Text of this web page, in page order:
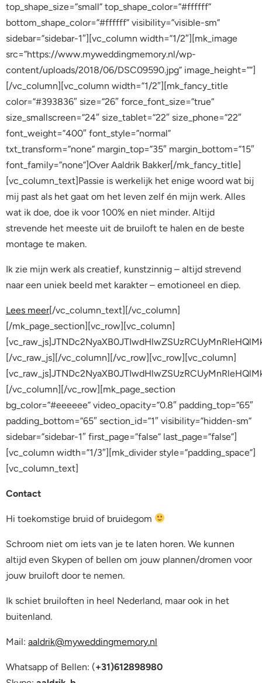
top_shape_size=”small” top_shape_color=”#ffffff”
bottom_shape_color=”#ffffff” visibility=”visible-sm”
sidebar=”sidebar-1″][vc_column width=”1/2″][mk_image
src=”https://www.myweddingmemory.nl/wp-
content/uploads/2018/06/DSC09590.jpg” image_height=””]
[/vc_column][vc_column width=”1/2″][mk_fancy_title
color=”#393836″ size=”26″ force_font_size=”true”
size_smallscreen=”24″ size_tablet=”22″ size_phone=”22″
font_weight=”400″ font_style=”normal”
txt_transform=”none” margin_top=”35″ margin_bottom=”15″
font_family=”none”]Over Aaldrik Bakker[/mk_fancy_title]
[vc_column_text]Passie is werkelijk het enige woord wat bij
mij past als het gaat om het leven zelf én mijn werk. Alles
wat ik doe, doe ik voor 100% en niet minder. Altijd
strevende het meeste uit de bruiloft te halen en de beste
montage te maken.
Ik zie mijn werk als creatief, kunstzinnig – altijd strevend
naar een uniek beeld met karakter – emotioneel en diep.
Lees meer[/vc_column_text][/vc_column]
[/mk_page_section][vc_row][vc_column]
[/vc_raw_js][/vc_column][/vc_row][vc_row][vc_column]
[/vc_column][/vc_row][mk_page_section
bg_color=”#eeeeee” video_opacity=”0.8″ padding_top=”65″
padding_bottom=”65″ section_id=”1″ visibility=”hidden-sm”
sidebar=”sidebar-1″ first_page=”false” last_page=”false”]
[vc_column width=”1/3″][mk_divider style=”padding_space”]
[vc_column_text]
Contact
Hi toekomstige bruid of bruidegom
Schroom niet om iets van je te laten horen. We kunnen
altijd even Skypen of bellen om jouw plannen/dromen voor
jouw bruiloft door te nemen.
Ik schiet bruiloften in heel Nederland, maar ook in het
buitenland.
Mail: aaldrik@myweddingmemory.nl
Whatsapp of Bellen: (+31)612898980